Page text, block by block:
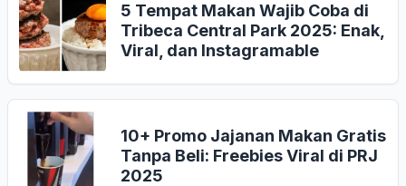
5 Tempat Makan Wajib Coba di
Tribeca Central Park 2025: Enak,
Viral, dan Instagramable
10+ Promo Jajanan Makan Gratis
Tanpa Beli: Freebies Viral di PRJ
2025